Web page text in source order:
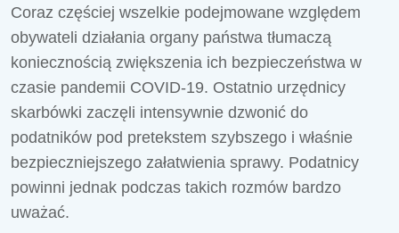
Coraz częściej wszelkie podejmowane względem
obywateli działania organy państwa tłumaczą
koniecznością zwiększenia ich bezpieczeństwa w
czasie pandemii COVID-19. Ostatnio urzędnicy
skarbówki zaczęli intensywnie dzwonić do
podatników pod pretekstem szybszego i właśnie
bezpieczniejszego załatwienia sprawy. Podatnicy
powinni jednak podczas takich rozmów bardzo
uważać.